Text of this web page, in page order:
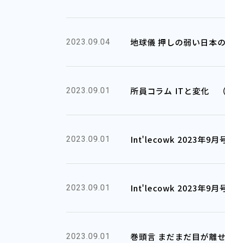
2023.09.04 地球儀 押しの弱い日本
2023.09.01 所員コラム ITと変化
2023.09.01 Int'lecowk 2023年9月
2023.09.01 Int'lecowk 2023年9月
2023.09.01 巻頭言 まだまだ目が離